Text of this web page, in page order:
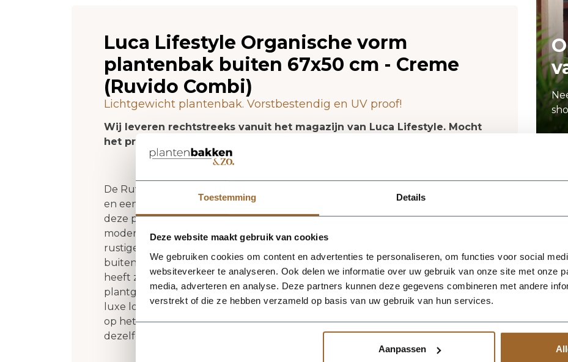
Toestemming Details
Deze website maakt gebruik van cookies
We gebruiken cookies om content en advertenties te personaliseren, om functies voor social
websiteverkeer te analyseren. Ook delen we informatie over uw gebruik van onze site met onze
media, adverteren en analyse. Deze partners kunnen deze gegevens combineren met andere
verstrekt of die ze hebben verzameld op basis van uw gebruik van hun services.
Aanpassen
Luca Lifestyle Organische vorm
plantenbak buiten 67x50 cm - Creme
(Ruvido Combi)
Lichtgewicht plantenbak. Vorstbestendig en UV proof!
Wij leveren rechtstreeks vanuit het magazijn van Luca Lifestyle. Mocht
het product niet op voorraad zijn, nemen we contact met je op.
De Ruvido Organic 67 - Sand van Luca Lifestyle brengt direct sfeer, volume
en een verzorgde uitstraling in elke ruimte. Dankzij de designvorm krijgt
deze plantenbak een herkenbaar silhouet dat mooi combineert met zowel
moderne als natuurlijke interieurs. De kleur zand geeft het ontwerp een
rustige, stijlvolle basis en laat groen extra goed tot zijn recht komen. Het
buitenformaat is 67 x 67 x 50 cm, waardoor de bak voldoende aanwezigheid
heeft zonder zijn elegante vorm te verliezen. Praktische kenmerken:
plantgat Ø48-61 en inhoud 127 liter. De afwerking in fiberglas zorgt voor een
luxe look en maakt deze plantenbak geschikt voor styling in huis, op kantoor,
op het terras of in de tuin. Combineer meerdere maten of kleuren uit
dezelfde serie voor een krachtig en harmonieus geheel.